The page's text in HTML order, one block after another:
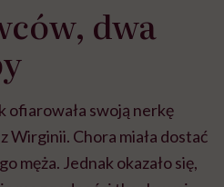
dwa
ofiarowała swoją nerkę
Wirginii. Chora miała dostać
męża. Jednak okazało się,